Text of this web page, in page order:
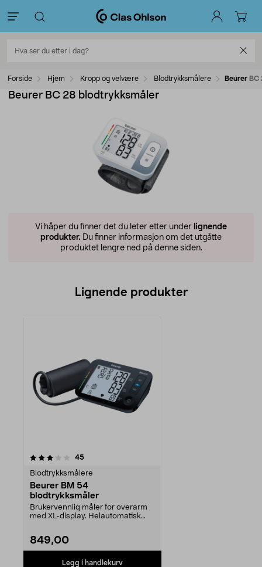
Forside Hjem Kropp og velvære Blodtrykksmålere Beurer
Beurer BC 28 blodtrykksmåler
Vi håper du finner det du leter etter under lignende
produkter. Du finner informasjon om det utgåtte
produktet lengre ned på denne siden.
Lignende produkter
45anmeldelser
Blodtrykksmålere
Beurer BM 54
blodtrykksmåler
Brukervennlig måler for overarm
med XL-display. Helautomatisk
849,00
Legg i handlekurv